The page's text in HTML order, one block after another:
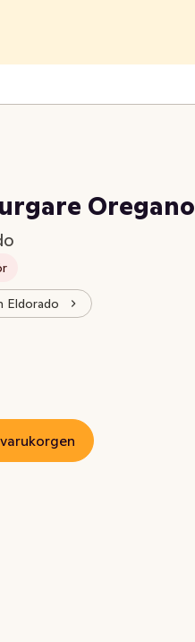
Oregano
Eldorado
18,88 kr
/kg